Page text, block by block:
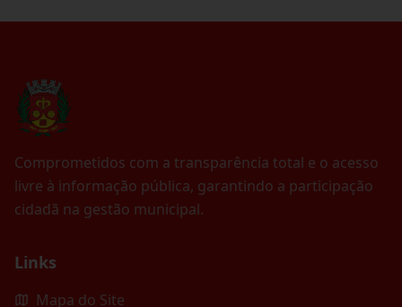
Comprometidos com a transparência total e o acesso
livre à informação pública, garantindo a participação
cidadã na gestão municipal.
Links
Mapa do Site